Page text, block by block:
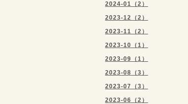
2024-01（2）
2023-12（2）
2023-11（2）
2023-10（1）
2023-09（1）
2023-08（3）
2023-07（3）
2023-06（2）